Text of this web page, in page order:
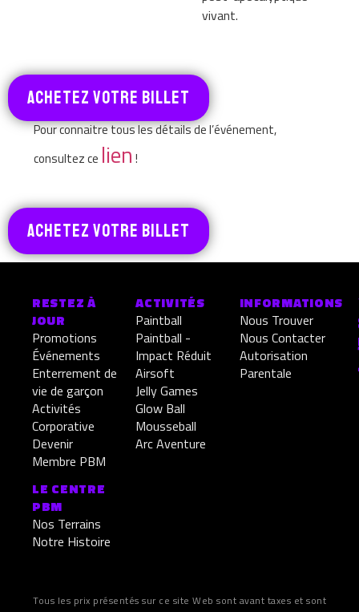
vivant.
achetez votre billet
Pour connaitre tous les détails de l’événement,
consultez ce lien !
ACHETEZ VOTRE BILLET
RESTEZ À
JOUR
Promotions
Événements
Enterrement de
vie de garçon
Activités
Corporative
Devenir
Membre PBM
LE CENTRE
PBM
Nos Terrains
Notre Histoire
ACTIVITÉS
Paintball
Paintball -
Impact Réduit
Airsoft
Jelly Games
Glow Ball
Mousseball
Arc Aventure
INFORMATIONS
Nous Trouver
Nous Contacter
Autorisation
Parentale
Tous les prix présentés sur ce site Web sont avant taxes et sont